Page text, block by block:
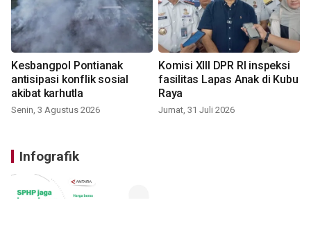
Kesbangpol Pontianak
antisipasi konflik sosial
akibat karhutla
Senin, 3 Agustus 2026
Komisi XIII DPR RI inspeksi
fasilitas Lapas Anak di Kubu
Raya
Jumat, 31 Juli 2026
Infografik